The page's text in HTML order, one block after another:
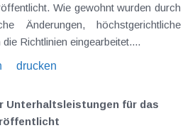
Wie gewohnt wurden durch
Änderungen, höchstgerichtliche
Richtlinien eingearbeitet....
drucken
Unterhaltsleistungen für das